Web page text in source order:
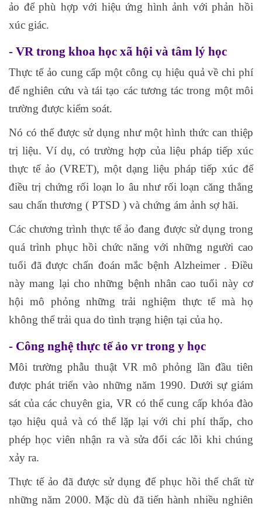
ảo để phù hợp với hiệu ứng hình ảnh với phản hồi
xúc giác.
- VR trong khoa học xã hội và tâm lý học
Thực tế ảo cung cấp một công cụ hiệu quả về chi phí
để nghiên cứu và tái tạo các tương tác trong một môi
trường được kiểm soát.
Nó có thể được sử dụng như một hình thức can thiệp
trị liệu. Ví dụ, có trường hợp của liệu pháp tiếp xúc
thực tế ảo (VRET), một dạng liệu pháp tiếp xúc để
điều trị chứng rối loạn lo âu như rối loạn căng thẳng
sau chấn thương ( PTSD ) và chứng ám ảnh sợ hãi.
Các chương trình thực tế ảo đang được sử dụng trong
quá trình phục hồi chức năng với những người cao
tuổi đã được chẩn đoán mắc bệnh Alzheimer . Điều
này mang lại cho những bệnh nhân cao tuổi này cơ
hội mô phỏng những trải nghiệm thực tế mà họ
không thể trải qua do tình trạng hiện tại của họ.
- Công nghệ thực tế ảo vr trong y học
Môi trường phẫu thuật VR mô phỏng lần đầu tiên
được phát triển vào những năm 1990. Dưới sự giám
sát của các chuyên gia, VR có thể cung cấp khóa đào
tạo hiệu quả và có thể lặp lại với chi phí thấp, cho
phép học viên nhận ra và sửa đổi các lỗi khi chúng
xảy ra.
Thực tế ảo đã được sử dụng để phục hồi thể chất từ
những năm 2000. Mặc dù đã tiến hành nhiều nghiên